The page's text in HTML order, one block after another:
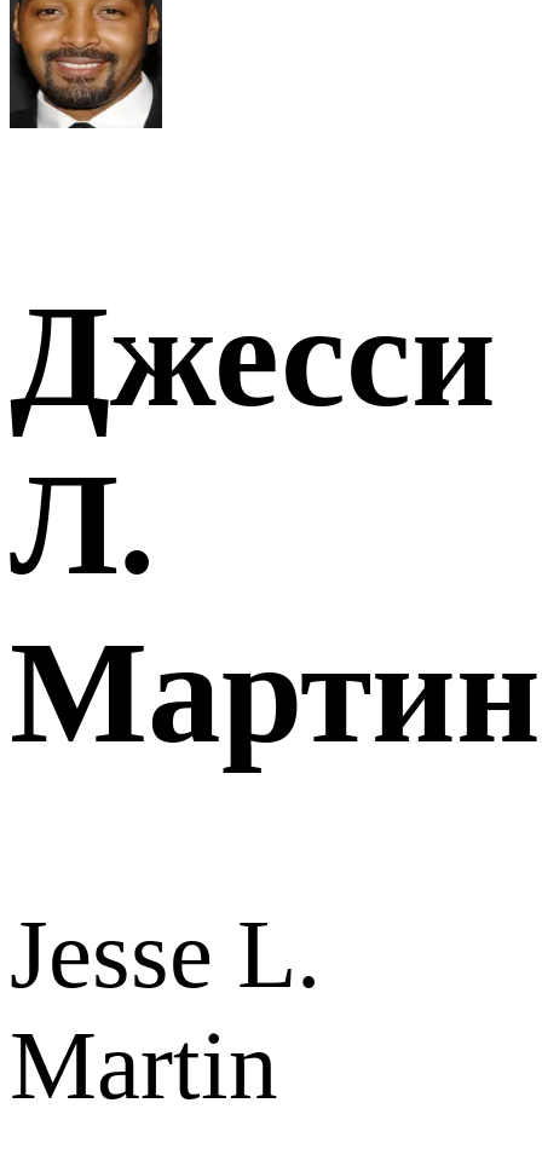
Джесси
Л.
Мартин
Jesse L.
Martin